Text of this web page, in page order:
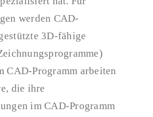
werden CAD-
3D-fähige
CAD-Programm arbeiten
die ihre
im CAD-Programm